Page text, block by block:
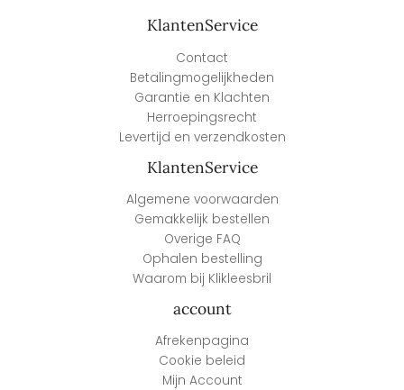
KlantenService
Contact
Betalingmogelijkheden
Garantie en Klachten
Herroepingsrecht
Levertijd en verzendkosten
KlantenService
Algemene voorwaarden
Gemakkelijk bestellen
Overige FAQ
Ophalen bestelling
Waarom bij Klikleesbril
account
Afrekenpagina
Cookie beleid
Mijn Account